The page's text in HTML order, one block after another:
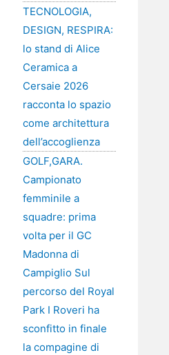
TECNOLOGIA,
DESIGN, RESPIRA:
lo stand di Alice
Ceramica a
Cersaie 2026
racconta lo spazio
come architettura
dell’accoglienza
GOLF,GARA.
Campionato
femminile a
squadre: prima
volta per il GC
Madonna di
Campiglio Sul
percorso del Royal
Park I Roveri ha
sconfitto in finale
la compagine di